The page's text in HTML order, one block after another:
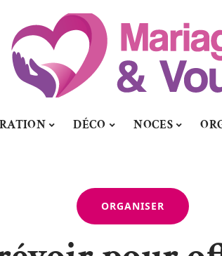
DÉCO NOCES
ORGANISER